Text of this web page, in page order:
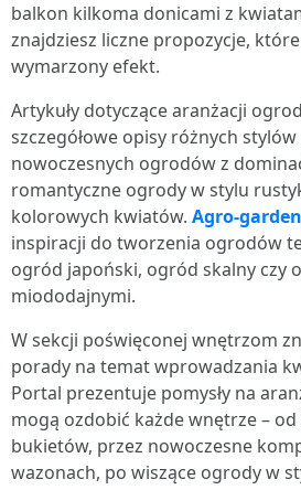
balkon kilkoma donicami z
znajdziesz liczne propozycje,
wymarzony efekt.
Artykuły dotyczące aranżacji
szczegółowe opisy różnych
nowoczesnych ogrodów z
romantyczne ogrody w stylu
kolorowych kwiatów. Agro-
inspiracji do tworzenia ogrodów
ogród japoński, ogród skalny czy
miododajnymi.
W sekcji poświęconej wnętrzom
porady na temat wprowadzania
Portal prezentuje pomysły na
mogą ozdobić każde wnętrze – od
bukietów, przez nowoczesne
wazonach, po wiszące ogrody w